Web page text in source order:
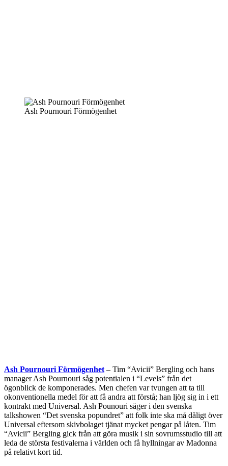
Ash Pournouri Förmögenhet
Ash Pournouri Förmögenhet – Tim “Avicii” Bergling och hans
manager Ash Pournouri såg potentialen i “Levels” från det
ögonblick de komponerades. Men chefen var tvungen att ta till
okonventionella medel för att få andra att förstå; han ljög sig in i ett
kontrakt med Universal. Ash Pounouri säger i den svenska
talkshowen “Det svenska popundret” att folk inte ska må dåligt över
Universal eftersom skivbolaget tjänat mycket pengar på låten. Tim
“Avicii” Bergling gick från att göra musik i sin sovrumsstudio till att
leda de största festivalerna i världen och få hyllningar av Madonna
på relativt kort tid.